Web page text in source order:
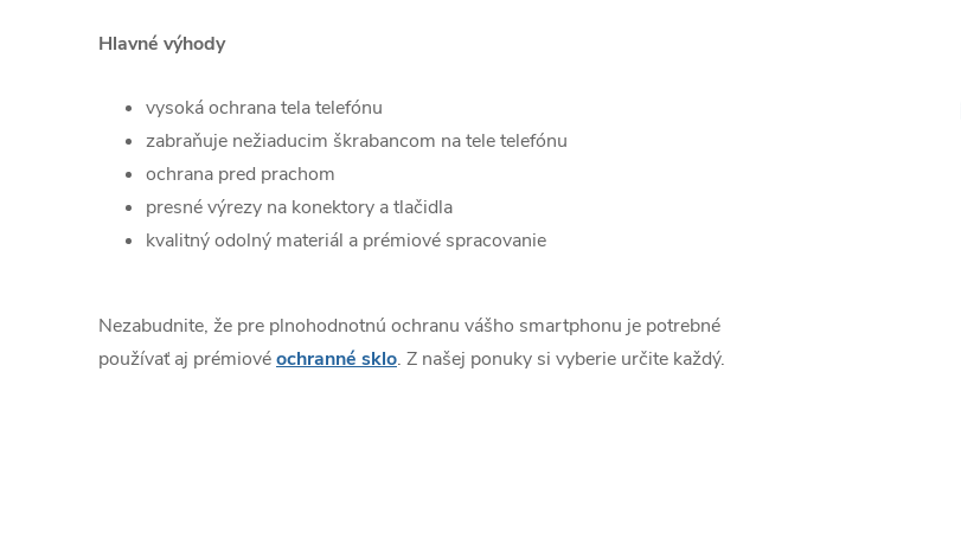
Hlavné výhody
vysoká ochrana tela telefónu
zabraňuje nežiaducim škrabancom na tele telefónu
ochrana pred prachom
presné výrezy na konektory a tlačidla
kvalitný odolný materiál a prémiové spracovanie
Nezabudnite, že pre plnohodnotnú ochranu vášho smartphonu je potrebné
používať aj prémiovéochranné sklo. Z našej ponuky si vyberie určite každý.